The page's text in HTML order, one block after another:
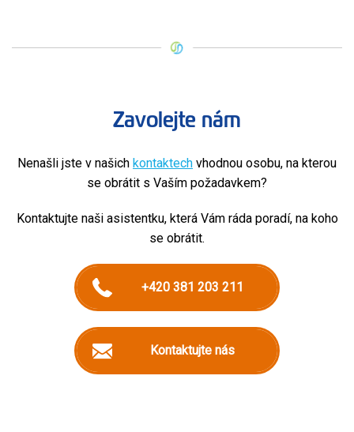
Zavolejte nám
Nenašli jste v našich kontaktech vhodnou osobu, na kterou
se obrátit s Vaším požadavkem?
Kontaktujte naši asistentku, která Vám ráda poradí, na koho
se obrátit.
+420 381 203 211
Kontaktujte nás